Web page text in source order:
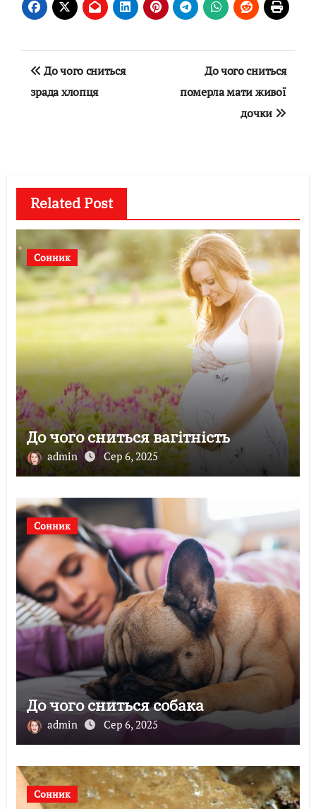
Навігація
записів
До чого сниться
зрада хлопця
До чого сниться
померла мати живої
дочки
Related Post
Сонник
До чого сниться вагітність
admin Сер 6, 2025
Сонник
До чого сниться собака
admin Сер 6, 2025
Сонник